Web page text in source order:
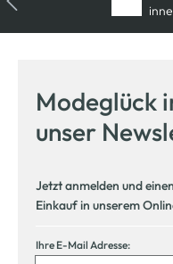
Modeglück
unser
Jetzt anmelden und einen
Einkauf in unserem
Ihre E-Mail Adresse: